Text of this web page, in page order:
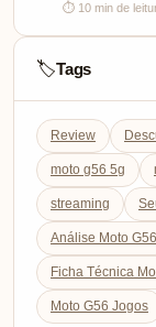
⏱ 10 min de
🏷️Tags
Review
moto g56 5g
streaming
Análise Moto G56
Ficha Técnica
Moto G56 Jogos